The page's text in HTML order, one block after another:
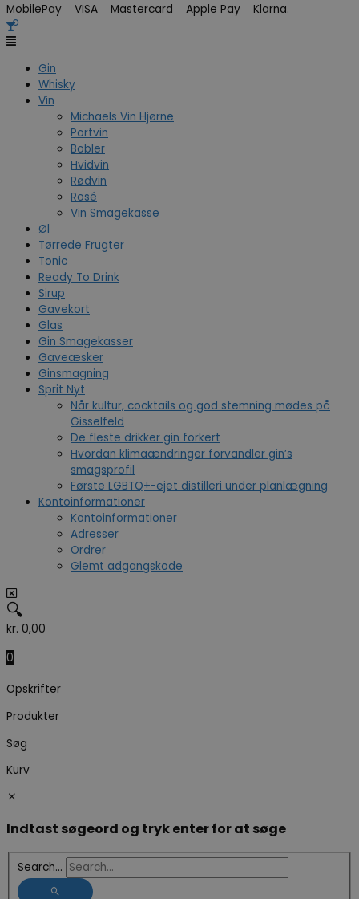
MobilePay VISA Mastercard Apple Pay Klarna.
Gin
Whisky
Vin
Michaels Vin Hjørne
Portvin
Bobler
Hvidvin
Rødvin
Rosé
Vin Smagekasse
Øl
Tørrede Frugter
Tonic
Ready To Drink
Sirup
Gavekort
Glas
Gin Smagekasser
Gaveæsker
Ginsmagning
Sprit Nyt
Når kultur, cocktails og god stemning mødes på
Gisselfeld
De fleste drikker gin forkert
Hvordan klimaændringer forvandler gin’s
smagsprofil
Første LGBTQ+-ejet distilleri under planlægning
Kontoinformationer
Kontoinformationer
Adresser
Ordrer
Glemt adgangskode
🔍
kr. 0,00
0
Opskrifter
Produkter
Søg
Kurv
Indtast søgeord og tryk enter for at søge
Search...